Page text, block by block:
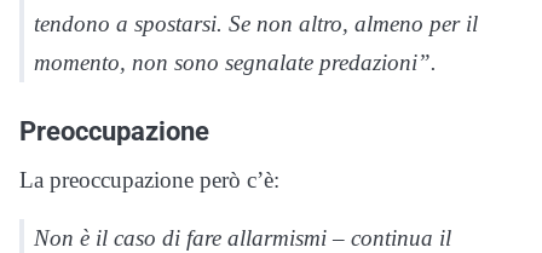
tendono a spostarsi. Se non altro, almeno per il
momento, non sono segnalate predazioni”.
Preoccupazione
La preoccupazione però c’è:
Non è il caso di fare allarmismi – continua il